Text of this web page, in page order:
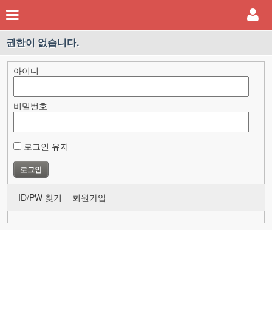
권한이 없습니다.
아이디
비밀번호
로그인 유지
ID/PW 찾기 회원가입